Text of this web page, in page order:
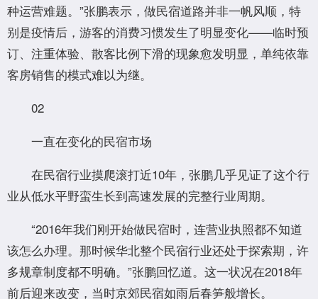
种运营难题。”张鹏表示，做民宿道路并非一帆风顺，特
别是疫情后，游客的消费习惯发生了明显变化——临时预
订、注重体验、散客比例下滑的现象愈发明显，单纯依靠
客房销售的模式难以为继。
02
一直在变化的民宿市场
在民宿行业摸爬滚打近10年，张鹏几乎见证了这个行
业从低水平野蛮生长到高速发展的完整行业周期。
“2016年我们刚开始做民宿时，连营业执照都不知道
该怎么办理。那时候华北整个民宿行业还处于探索期，许
多规章制度都不明确。”张鹏回忆道。这一状况在2018年
前后迎来改变，当时京郊民宿如雨后春笋般增长。